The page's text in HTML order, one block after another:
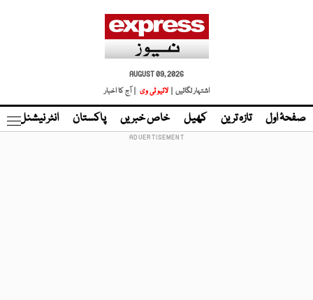
AUGUST 09, 2026
اشتہار لگائیں |
لائیو ٹی وی | آج کا اخبار
صفحۂ اول تازہ ترین کھیل خاص خبریں پاکستان انٹر نیشنل